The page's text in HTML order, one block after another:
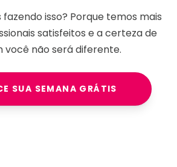
isso? Porque temos mais
satisfeitos e a certeza de
você não será diferente.
SUA SEMANA GRÁTIS